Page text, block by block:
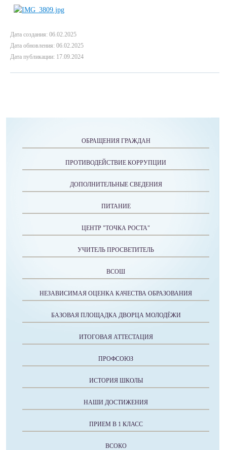
Дата создания: 06.02.2025
Дата обновления: 06.02.2025
Дата публикации: 17.09.2024
ОБРАЩЕНИЯ ГРАЖДАН
ПРОТИВОДЕЙСТВИЕ КОРРУПЦИИ
ДОПОЛНИТЕЛЬНЫЕ СВЕДЕНИЯ
ПИТАНИЕ
ЦЕНТР "ТОЧКА РОСТА"
УЧИТЕЛЬ ПРОСВЕТИТЕЛЬ
ВСОШ
НЕЗАВИСИМАЯ ОЦЕНКА КАЧЕСТВА ОБРАЗОВАНИЯ
БАЗОВАЯ ПЛОЩАДКА ДВОРЦА МОЛОДЁЖИ
ИТОГОВАЯ АТТЕСТАЦИЯ
ПРОФСОЮЗ
ИСТОРИЯ ШКОЛЫ
НАШИ ДОСТИЖЕНИЯ
ПРИЕМ В 1 КЛАСС
ВСОКО